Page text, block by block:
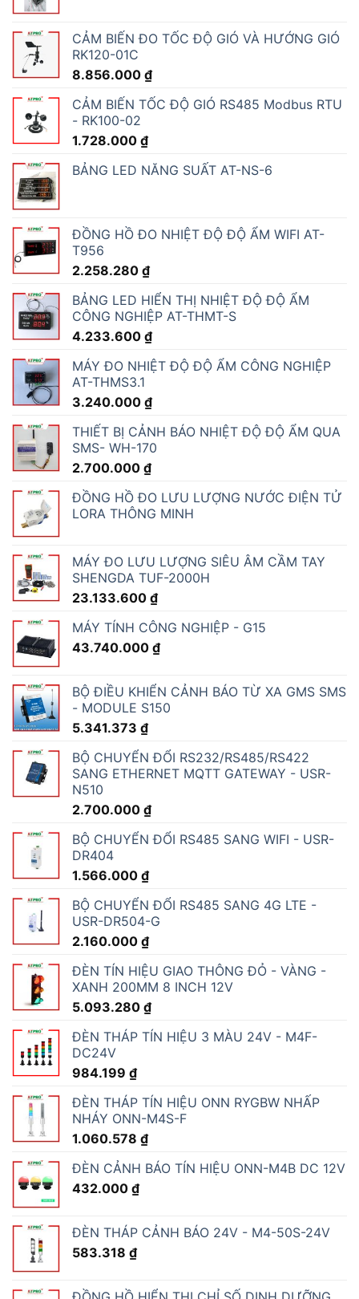
CẢM BIẾN ĐO TỐC ĐỘ GIÓ VÀ HƯỚNG GIÓ
RK120-01C
8.856.000 ₫
CẢM BIẾN TỐC ĐỘ GIÓ RS485 Modbus RTU
- RK100-02
1.728.000 ₫
BẢNG LED NĂNG SUẤT AT-NS-6
ĐỒNG HỒ ĐO NHIỆT ĐỘ ĐỘ ẨM WIFI AT-
T956
2.258.280 ₫
BẢNG LED HIỂN THỊ NHIỆT ĐỘ ĐỘ ẨM
CÔNG NGHIỆP AT-THMT-S
4.233.600 ₫
MÁY ĐO NHIỆT ĐỘ ĐỘ ẨM CÔNG NGHIỆP
AT-THMS3.1
3.240.000 ₫
THIẾT BỊ CẢNH BÁO NHIỆT ĐỘ ĐỘ ẨM QUA
SMS- WH-170
2.700.000 ₫
ĐỒNG HỒ ĐO LƯU LƯỢNG NƯỚC ĐIỆN TỬ
LORA THÔNG MINH
MÁY ĐO LƯU LƯỢNG SIÊU ÂM CẦM TAY
SHENGDA TUF-2000H
23.133.600 ₫
MÁY TÍNH CÔNG NGHIỆP - G15
43.740.000 ₫
BỘ ĐIỀU KHIỂN CẢNH BÁO TỪ XA GMS SMS
- MODULE S150
5.341.373 ₫
BỘ CHUYỂN ĐỔI RS232/RS485/RS422
SANG ETHERNET MQTT GATEWAY - USR-
N510
2.700.000 ₫
BỘ CHUYỂN ĐỔI RS485 SANG WIFI - USR-
DR404
1.566.000 ₫
BỘ CHUYỂN ĐỔI RS485 SANG 4G LTE -
USR-DR504-G
2.160.000 ₫
ĐÈN TÍN HIỆU GIAO THÔNG ĐỎ - VÀNG -
XANH 200MM 8 INCH 12V
5.093.280 ₫
ĐÈN THÁP TÍN HIỆU 3 MÀU 24V - M4F-
DC24V
984.199 ₫
ĐÈN THÁP TÍN HIỆU ONN RYGBW NHẤP
NHÁY ONN-M4S-F
1.060.578 ₫
ĐÈN CẢNH BÁO TÍN HIỆU ONN-M4B DC 12V
432.000 ₫
ĐÈN THÁP CẢNH BÁO 24V - M4-50S-24V
583.318 ₫